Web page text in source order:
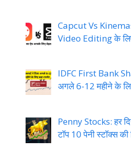
Capcut Vs
Video Editing के
IDFC First Bank
अगले 6-12 महीने के
Penny Stocks: हर
टॉप 10 पेनी स्टॉक्स की